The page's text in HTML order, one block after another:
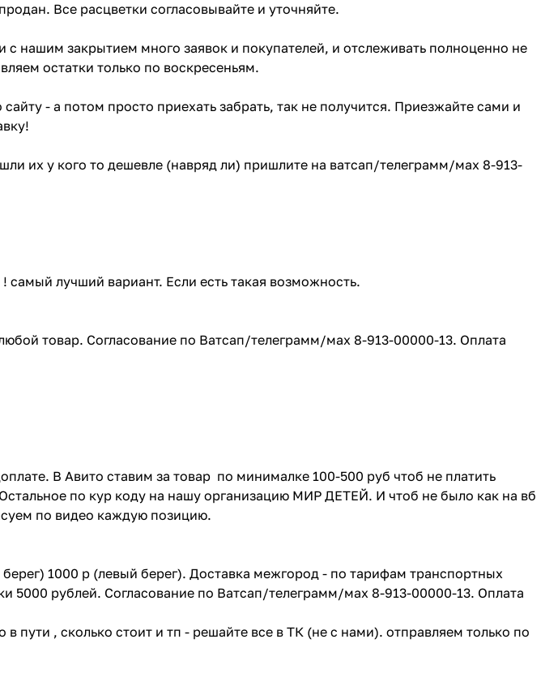
Все расцветки согласовывайте и уточняйте.
с нашим закрытием много заявок и покупателей, и отслеживать полноценно не
остатки только по воскресеньям.
- а потом просто приехать забрать, так не получится. Приезжайте сами и
их у кого то дешевле (навряд ли) пришлите на ватсап/телеграмм/мах 8-913-
самый лучший вариант. Если есть такая возможность.
товар. Согласование по Ватсап/телеграмм/мах 8-913-00000-13. Оплата
В Авито ставим за товар по минималке 100-500 руб чтоб не платить
по кур коду на нашу организацию МИР ДЕТЕЙ. И чтоб не было как на вб
по видео каждую позицию.
1000 р (левый берег). Доставка межгород - по тарифам транспортных
5000 рублей. Согласование по Ватсап/телеграмм/мах 8-913-00000-13. Оплата
пути , сколько стоит и тп - решайте все в ТК (не с нами). отправляем только по